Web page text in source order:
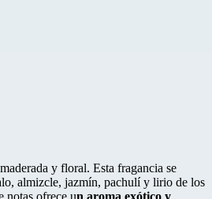
y floral. Esta fragancia se
almizcle, jazmín, pachulí y lirio de los